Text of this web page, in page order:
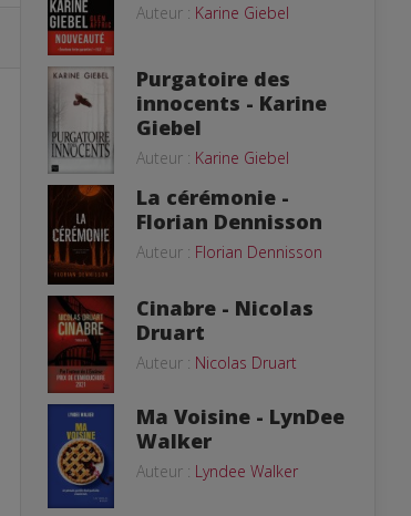
Auteur : Karine Giebel
Purgatoire des
innocents - Karine
Giebel
Auteur : Karine Giebel
La cérémonie -
Florian Dennisson
Auteur : Florian Dennisson
Cinabre - Nicolas
Druart
Auteur : Nicolas Druart
Ma Voisine - LynDee
Walker
Auteur : Lyndee Walker